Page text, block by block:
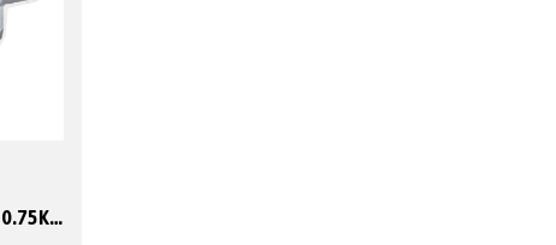
Máy Đầm Bàn Chạy Điện 0.75KW/380v